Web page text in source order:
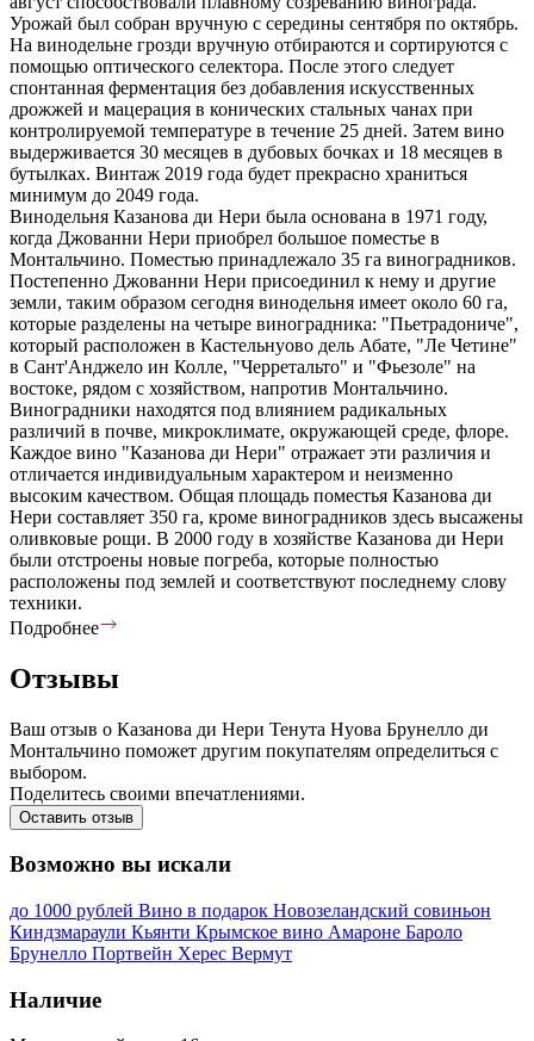
Урожай был собран вручную с середины сентября по октябрь.
На винодельне грозди вручную отбираются и сортируются с
помощью оптического селектора. После этого следует
спонтанная ферментация без добавления искусственных
дрожжей и мацерация в конических стальных чанах при
контролируемой температуре в течение 25 дней. Затем вино
выдерживается 30 месяцев в дубовых бочках и 18 месяцев в
бутылках. Винтаж 2019 года будет прекрасно храниться
минимум до 2049 года.
Винодельня Казанова ди Нери была основана в 1971 году,
когда Джованни Нери приобрел большое поместье в
Монтальчино. Поместью принадлежало 35 га виноградников.
Постепенно Джованни Нери присоединил к нему и другие
земли, таким образом сегодня винодельня имеет около 60 га,
которые разделены на четыре виноградника: "Пьетрадониче",
который расположен в Кастельнуово дель Абате, "Ле Четине"
в Сант'Анджело ин Колле, "Черретальто" и "Фьезоле" на
востоке, рядом с хозяйством, напротив Монтальчино.
Виноградники находятся под влиянием радикальных
различий в почве, микроклимате, окружающей среде, флоре.
Каждое вино "Казанова ди Нери" отражает эти различия и
отличается индивидуальным характером и неизменно
высоким качеством. Общая площадь поместья Казанова ди
Нери составляет 350 га, кроме виноградников здесь высажены
оливковые рощи. В 2000 году в хозяйстве Казанова ди Нери
были отстроены новые погреба, которые полностью
расположены под землей и соответствуют последнему слову
техники.
Подробнее
Отзывы
Ваш отзыв о Казанова ди Нери Тенута Нуова Брунелло ди
Монтальчино поможет другим покупателям определиться с
выбором.
Поделитесь своими впечатлениями.
Оставить отзыв
Возможно вы искали
до 1000 рублей Вино в подарок Новозеландский совиньон
Киндзмараули Кьянти Крымское вино Амароне Бароло
Брунелло Портвейн Херес Вермут
Наличие